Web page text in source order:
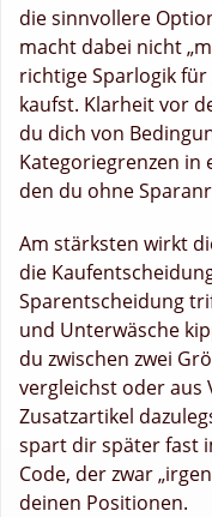
die sinnvollere
macht dabei nicht
richtige Sparlogik
kaufst. Klarheit vor
du dich von
Kategoriegrenzen in
den du ohne
Am stärksten wirkt
die
Sparentscheidung
und Unterwäsche
du zwischen zwei
vergleichst oder aus
Zusatzartikel
spart dir später fast
Code, der zwar
deinen Positionen.